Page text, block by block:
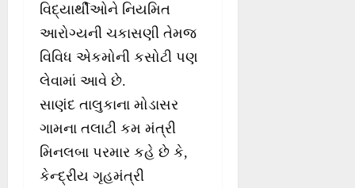
વિદ્યાર્થીઓને નિયમિત
આરોગ્યની ચકાસણી તેમજ
વિવિધ એકમોની કસોટી પણ
લેવામાં આવે છે.
સાણંદ તાલુકાના મોડાસર
ગામના તલાટી કમ મંત્રી
મિનલબા પરમાર કહે છે કે,
કેન્દ્રીય ગૃહમંત્રી